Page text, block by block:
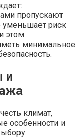
пропускают
уменьшает риск
этом
минимальное
и
климат,
особенности и